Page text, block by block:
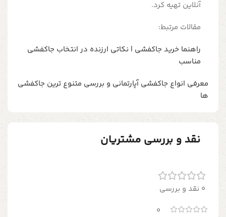
آنلاین تهیه کرد.
مقالات مرتبط:
راهنما خرید جاکفشی | نکاتی ارزنده در انتخاب جاکفشی
مناسب
معرفی انواع جاکفشی آپارتمانی و بررسی متنوع ترین جاکفشی
ها
نقد و بررسی مشتریان
0 نقد و بررسی
0